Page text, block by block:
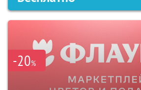
-20%